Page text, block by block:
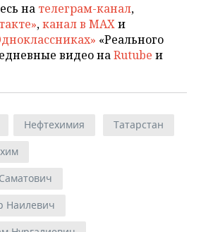
на телеграм-канал,
,канал в MAXи
«Реального
видео наRutube и
Нефтехимия
Татарстан
Наилевич